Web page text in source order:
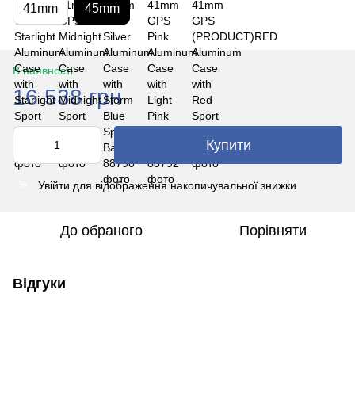
41mm 45mm
В наявності
16 538 грн
Купити
Увійти для відображення накопичувальної знижки
До обраного Порівняти
Відгуки